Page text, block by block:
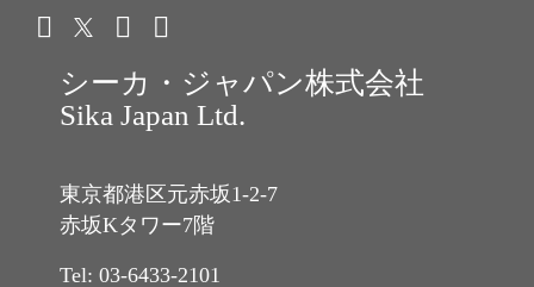
シーカ・ジャパン株式会社
Sika Japan Ltd.
東京都港区元赤坂1-2-7
赤坂Kタワー7階
Tel: 03-6433-2101